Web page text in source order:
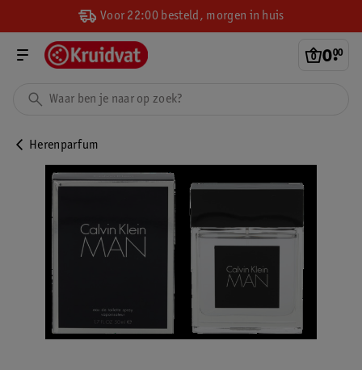
Voor 22:00 besteld, morgen in huis
0.
00
Herenparfum